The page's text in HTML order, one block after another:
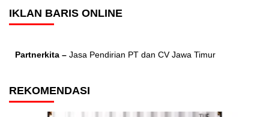
IKLAN BARIS ONLINE
Partnerkita – Jasa Pendirian PT dan CV Jawa Timur
REKOMENDASI